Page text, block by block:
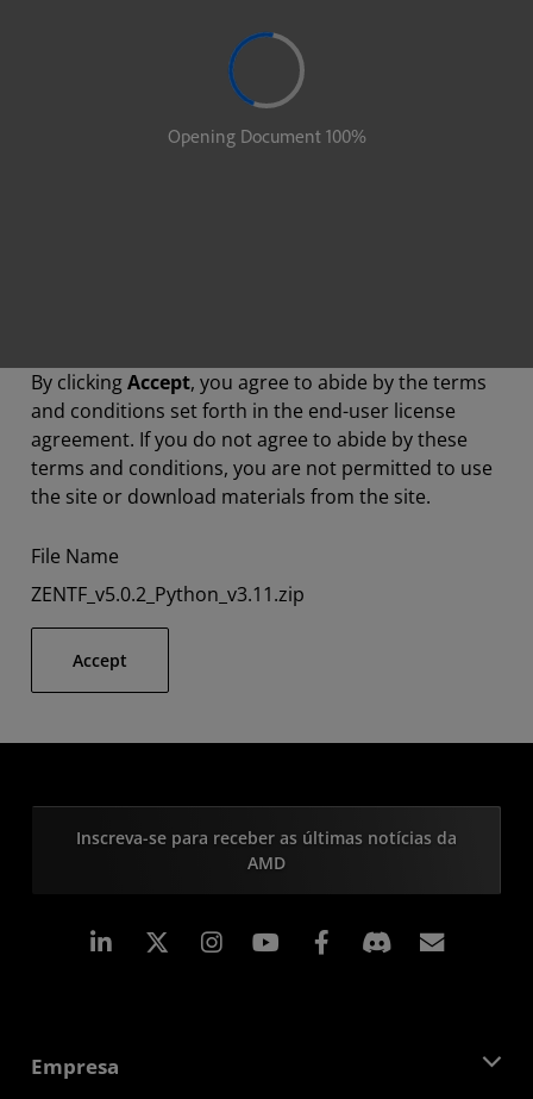
By clickingAccept, you agree to abide by the terms
and conditions set forth in the end-user license
agreement. If you do not agree to abide by these
terms and conditions, you are not permitted to use
the site or download materials from the site.
File Name
ZENTF_v5.0.2_Python_v3.11.zip
Accept
Inscreva-se para receber as últimas notícias da
AMD
Linkedin Instagram Facebook
Empresa